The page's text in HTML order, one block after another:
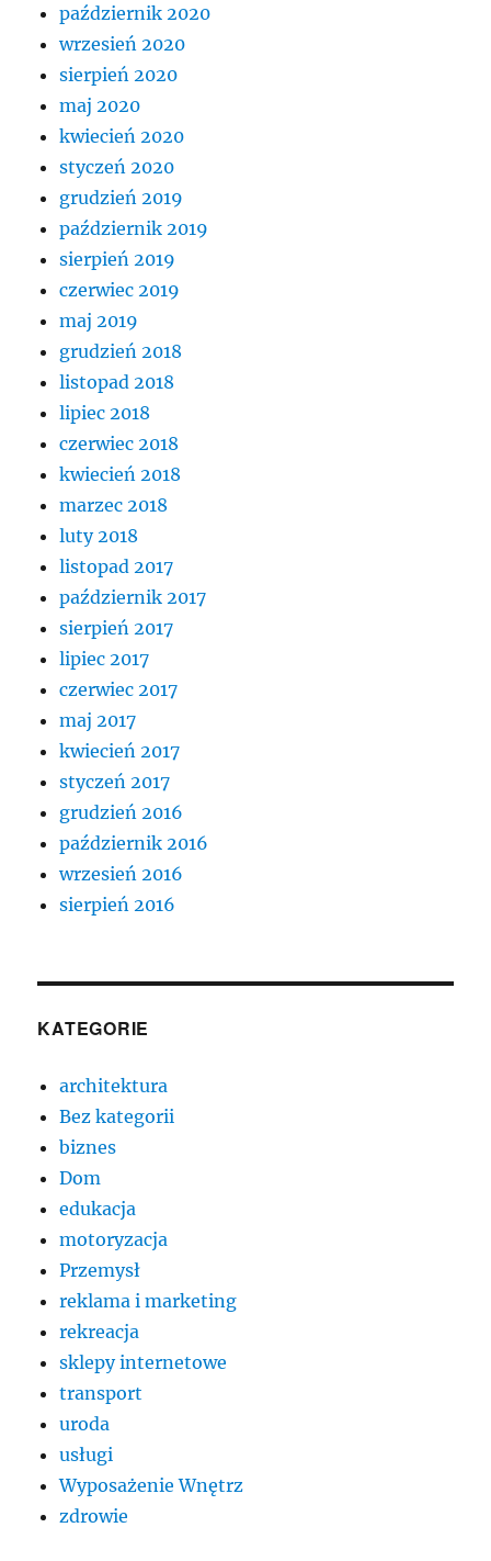
październik 2020
wrzesień 2020
sierpień 2020
maj 2020
kwiecień 2020
styczeń 2020
grudzień 2019
październik 2019
sierpień 2019
czerwiec 2019
maj 2019
grudzień 2018
listopad 2018
lipiec 2018
czerwiec 2018
kwiecień 2018
marzec 2018
luty 2018
listopad 2017
październik 2017
sierpień 2017
lipiec 2017
czerwiec 2017
maj 2017
kwiecień 2017
styczeń 2017
grudzień 2016
październik 2016
wrzesień 2016
sierpień 2016
KATEGORIE
architektura
Bez kategorii
biznes
Dom
edukacja
motoryzacja
Przemysł
reklama i marketing
rekreacja
sklepy internetowe
transport
uroda
usługi
Wyposażenie Wnętrz
zdrowie